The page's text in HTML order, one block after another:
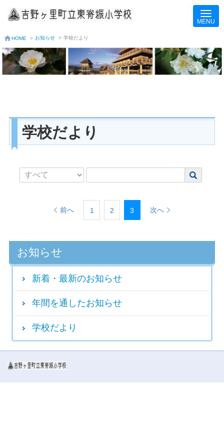
HOME > お知らせ > 学校だより
学校だより
前へ 1 2 3 次へ
お知らせ
新着・最新のお知らせ
年間を通したお知らせ
学校だより